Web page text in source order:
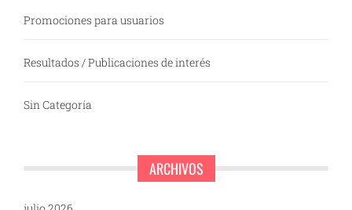
Promociones para usuarios
Resultados / Publicaciones de interés
Sin Categoría
ARCHIVOS